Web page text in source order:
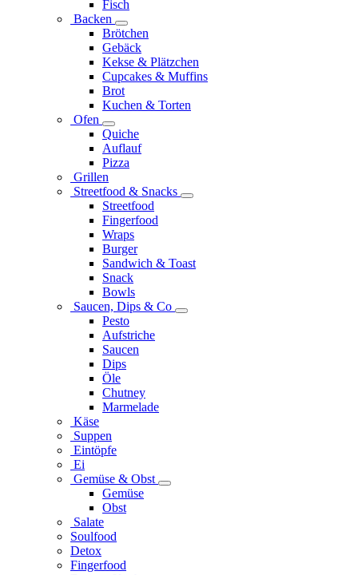
Fisch
Backen
Brötchen
Gebäck
Kekse & Plätzchen
Cupcakes & Muffins
Brot
Kuchen & Torten
Ofen
Quiche
Auflauf
Pizza
Grillen
Streetfood & Snacks
Streetfood
Fingerfood
Wraps
Burger
Sandwich & Toast
Snack
Bowls
Saucen, Dips & Co
Pesto
Aufstriche
Saucen
Dips
Öle
Chutney
Marmelade
Käse
Suppen
Eintöpfe
Ei
Gemüse & Obst
Gemüse
Obst
Salate
Soulfood
Detox
Fingerfood